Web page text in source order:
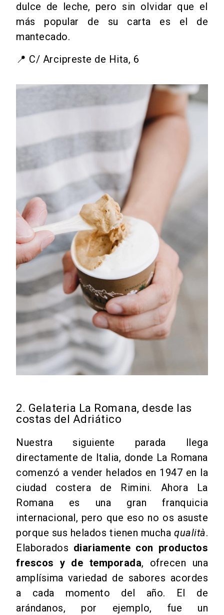
dulce de leche, pero sin olvidar que el
más popular de su carta es el de
mantecado.
📍 C/ Arcipreste de Hita, 6
2. Gelateria La Romana, desde las
costas del Adriático
Nuestra siguiente parada llega
directamente de Italia, donde La Romana
comenzó a vender helados en 1947 en la
ciudad costera de Rimini. Ahora La
Romana es una gran franquicia
internacional, pero que eso no os asuste
porque sus helados tienen muchaqualità.
Elaborados diariamente con productos
frescos y de temporada, ofrecen una
amplísima variedad de sabores acordes
a cada momento del año. El de
arándanos, por ejemplo, fue un